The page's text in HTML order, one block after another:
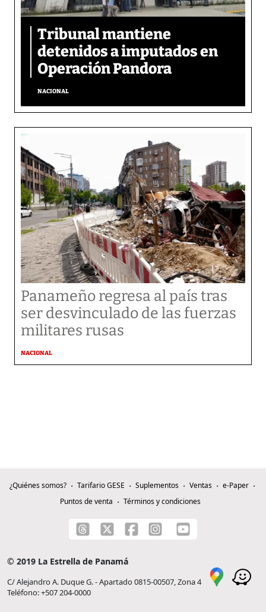
Tribunal mantiene
detenidos a imputados en
Operación Pandora
NACIONAL
Panameño regresa al país tras
ser desvinculado de las fuerzas
militares rusas
NACIONAL
¿Quiénes somos? Tarifario GESE Suplementos Ventas
e-Paper
Puntos de venta
Términos y condiciones
© 2019 La Estrella de Panamá
C/ Alejandro A. Duque G. - Apartado 0815-00507, Zona 4
Teléfono: +507 204-0000